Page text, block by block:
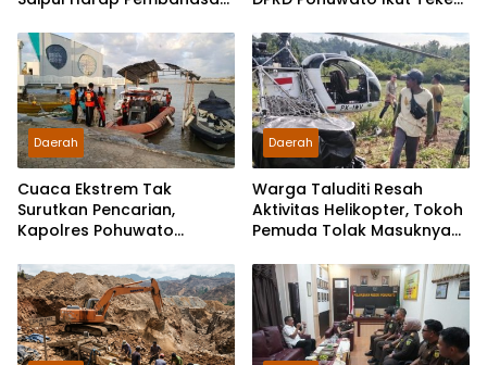
Daerah
Cuaca Ekstrem Tak
Surutkan Pencarian,
Kapolres Pohuwato
Temukan Speedboat
Hilang
Daerah
Warga Taluditi Resah
Aktivitas Helikopter, Tokoh
Pemuda Tolak Masuknya